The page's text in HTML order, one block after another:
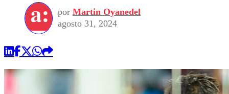
por Martin Oyanedel
agosto 31, 2024